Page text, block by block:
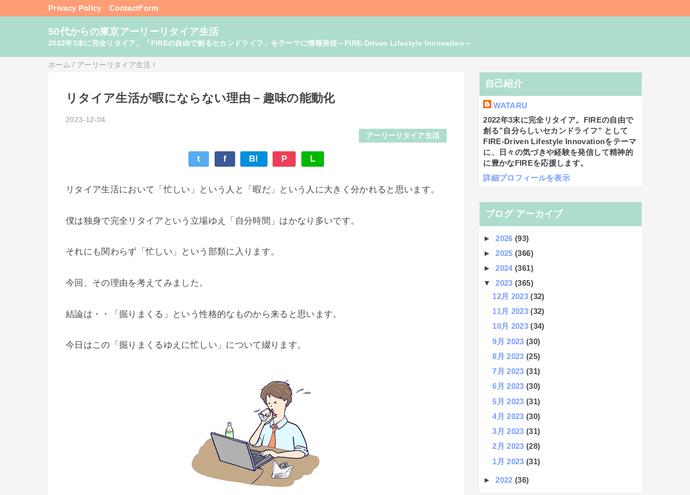
Privacy Policy ContactForm
50代からの東京アーリーリタイア生活
2022年3末に完全リタイア。「FIREの自由で創るセカンドライフ」をテーマに情報発信～FIRE-Driven Lifestyle Innovation～
ホーム / アーリーリタイア生活 /
リタイア生活が暇にならない理由－趣味の能動化
2023-12-04
アーリーリタイア生活
t f B! P L
リタイア生活において「忙しい」という人と「暇だ」という人に大きく分かれると思います。
僕は独身で完全リタイアという立場ゆえ「自分時間」はかなり多いです。
それにも関わらず「忙しい」という部類に入ります。
今回、その理由を考えてみました。
結論は・・「掘りまくる」という性格的なものから来ると思います。
今日はこの「掘りまくるゆえに忙しい」について綴ります。
自己紹介
WATARU
2022年3末に完全リタイア。FIREの自由で
創る”自分らしいセカンドライフ” として
FIRE-Driven Lifestyle Innovationをテーマ
に、日々の気づきや経験を発信して精神的
に豊かなFIREを応援します。
詳細プロフィールを表示
ブログ アーカイブ
►2026(93)
►2025(366)
►2024(361)
▼2023(365)
12月 2023(32)
11月 2023(32)
10月 2023(34)
9月 2023(30)
8月 2023(25)
7月 2023(31)
6月 2023(30)
5月 2023(31)
4月 2023(30)
3月 2023(31)
2月 2023(28)
1月 2023(31)
►2022(36)